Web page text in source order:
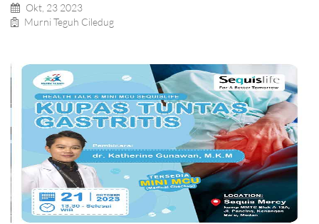
Okt, 23 2023
Murni Teguh Ciledug